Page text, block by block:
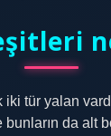
tür yalan
da alt